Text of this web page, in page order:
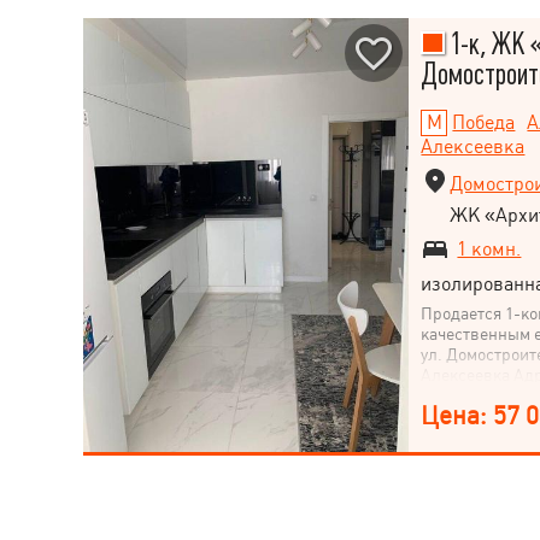
1-к, ЖК
Победа
Алексеевка
ЖК
1 комн.
Продается 1-
качественным
ул.
50 м².
16 Класс
Цена: 57